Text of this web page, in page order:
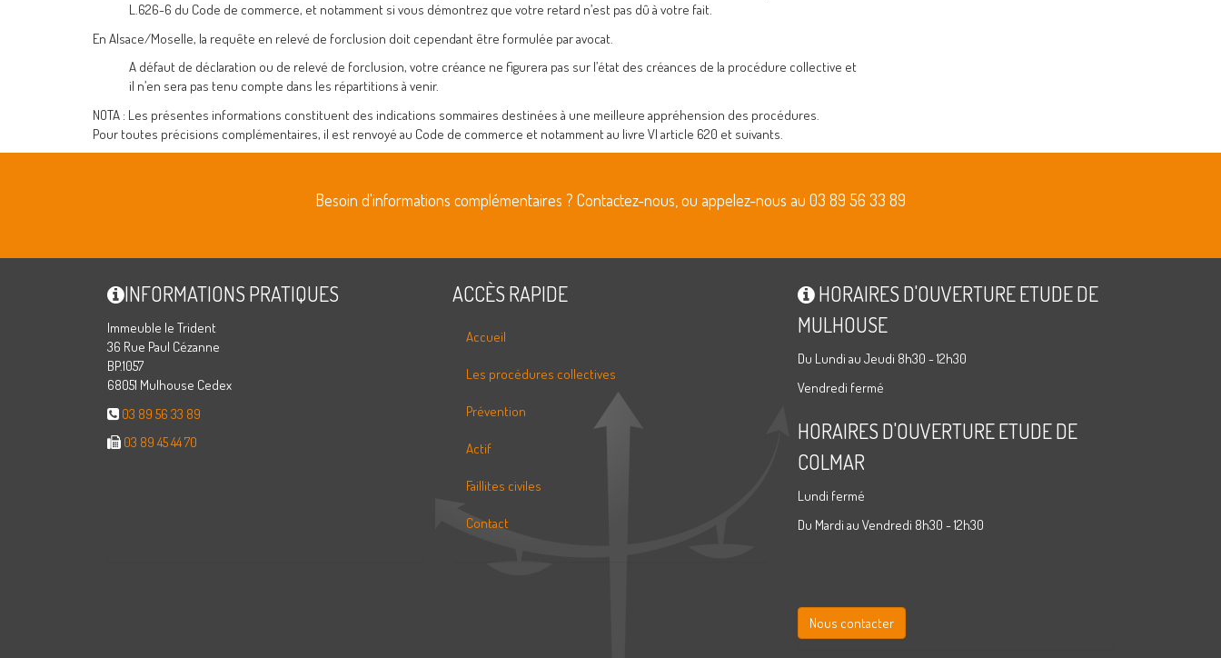
L.626-6 du Code de commerce, et notamment si vous démontrez que votre retard n’est pas dû à votre fait.
En Alsace/Moselle, la requête en relevé de forclusion doit cependant être formulée par avocat.
A défaut de déclaration ou de relevé de forclusion, votre créance ne figurera pas sur l’état des créances de la procédure collective et
il n’en sera pas tenu compte dans les répartitions à venir.
NOTA : Les présentes informations constituent des indications sommaires destinées à une meilleure appréhension des procédures.
Pour toutes précisions complémentaires, il est renvoyé au Code de commerce et notamment au livre VI article 620 et suivants.
Besoin d'informations complémentaires ? Contactez-nous, ou appelez-nous au 03 89 56 33 89
INFORMATIONS PRATIQUES
Immeuble le Trident
36 Rue Paul Cézanne
BP.1057
68051 Mulhouse Cedex
03 89 56 33 89
03 89 45 44 70
ACCÈS RAPIDE
Accueil
Les procédures collectives
Prévention
Actif
Faillites civiles
Contact
HORAIRES D'OUVERTURE ETUDE DE
MULHOUSE
Du Lundi au Jeudi 8h30 - 12h30
Vendredi fermé
HORAIRES D'OUVERTURE ETUDE DE
COLMAR
Lundi fermé
Du Mardi au Vendredi 8h30 - 12h30
Nous contacter